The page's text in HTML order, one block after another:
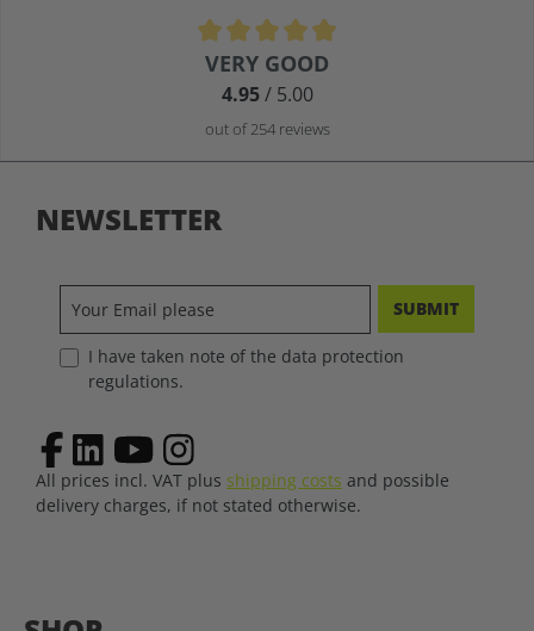
Average rating of 4.9 out of 5 stars
VERY GOOD
4.95/ 5.00
out of 254 reviews
NEWSLETTER
SUBMIT
I have taken note of the data protection
regulations.
All prices incl. VAT plus shipping costs and possible
delivery charges, if not stated otherwise.